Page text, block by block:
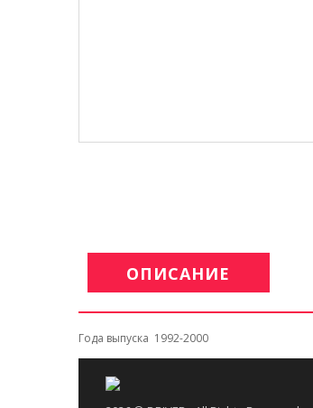
ОПИСАНИЕ
Года выпуска 1992-2000